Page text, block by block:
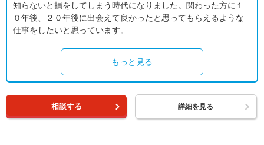
知らないと損をしてしまう時代になりました。関わった方に１
０年後、２０年後に出会えて良かったと思ってもらえるような
仕事をしたいと思っています。
もっと見る
相談する 詳細を見る